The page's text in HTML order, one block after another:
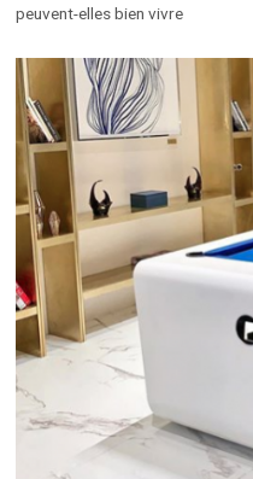
peuvent-elles bien vivre